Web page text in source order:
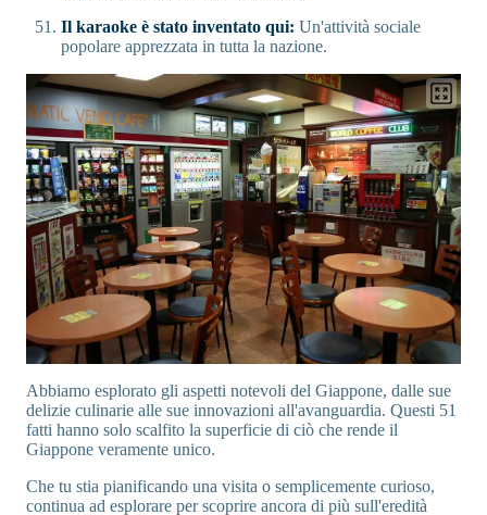
Il karaoke è stato inventato qui: Un'attività sociale
popolare apprezzata in tutta la nazione.
Abbiamo esplorato gli aspetti notevoli del Giappone, dalle sue
delizie culinarie alle sue innovazioni all'avanguardia. Questi 51
fatti hanno solo scalfito la superficie di ciò che rende il
Giappone veramente unico.
Che tu stia pianificando una visita o semplicemente curioso,
continua ad esplorare per scoprire ancora di più sull'eredità